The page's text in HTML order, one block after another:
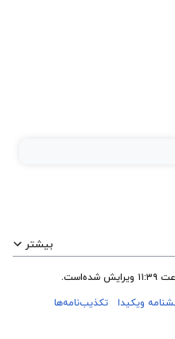
بیشتر
ویکیدا تکذیب‌نامه‌ها